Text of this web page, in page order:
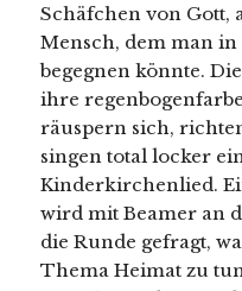
Schäfchen von Gott,
Mensch, dem man
begegnen könnte.
ihre
räuspern sich,
singen total locker
Kinderkirchenlied.
wird mit Beamer an
die Runde gefragt,
Thema Heimat zu tun